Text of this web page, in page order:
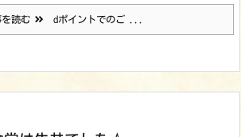
を読む dポイントでのご ...